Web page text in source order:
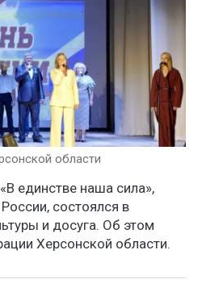
области
единстве наша сила»,
состоялся в
и досуга. Об этом
Херсонской области.